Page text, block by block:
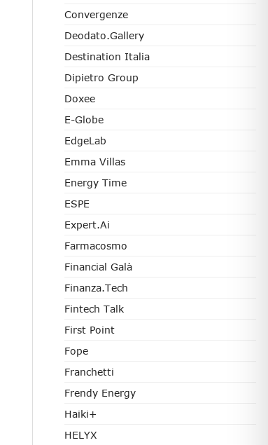
Convergenze
Deodato.Gallery
Destination Italia
Dipietro Group
Doxee
E-Globe
EdgeLab
Emma Villas
Energy Time
ESPE
Expert.ai
Farmacosmo
Financial Galà
Finanza.tech
Fintech Talk
First Point
Fope
Franchetti
Frendy Energy
Haiki+
HELYX